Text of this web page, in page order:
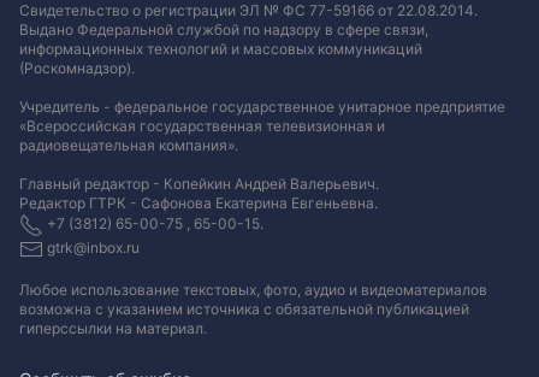
Свидетельство о регистрации ЭЛ № ФС 77-59166 от 22.08.2014.
Выдано Федеральной службой по надзору в сфере связи,
информационных технологий и массовых коммуникаций
(Роскомнадзор).
Учредитель - федеральное государственное унитарное предприятие
«Всероссийская государственная телевизионная и
радиовещательная компания».
Главный редактор - Копейкин Андрей Валерьевич.
Редактор ГТРК - Сафонова Екатерина Евгеньевна.
+7 (3812) 65-00-75 , 65-00-15.
gtrk@inbox.ru
Любое использование текстовых, фото, аудио и видеоматериалов
возможна с указанием источника с обязательной публикацией
гиперссылки на материал.